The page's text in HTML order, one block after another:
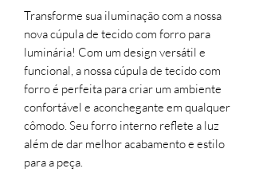
Transforme sua iluminação com a nossa
nova cúpula de tecido com forro para
luminária! Com um design versátil e
funcional, a nossa cúpula de tecido com
forro é perfeita para criar um ambiente
confortável e aconchegante em qualquer
cômodo. Seu forro interno reflete a luz
além de dar melhor acabamento e estilo
para a peça.